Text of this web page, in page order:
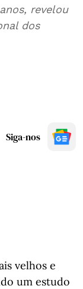
revelou
dos
Siga-nos
velhos e
um estudo